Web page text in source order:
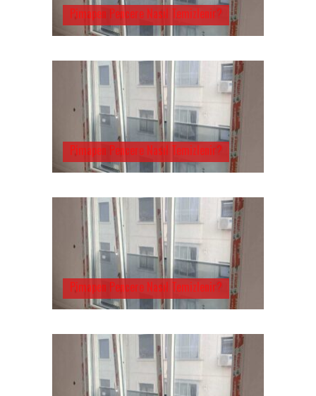
Pimapen Pencere Nasıl Temizlenir?
Pimapen Pencere Nasıl Temizlenir?
Pimapen Pencere Nasıl Temizlenir?